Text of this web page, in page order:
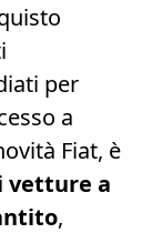
per
a
Fiat, è
vetture a
,